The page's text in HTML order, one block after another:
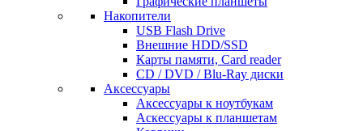
Накопители
USB Flash Drive
Внешние HDD/SSD
Карты памяти, Card reader
CD / DVD / Blu-Ray диски
Аксессуары
Аксессуары к ноутбукам
Аскессуары к планшетам